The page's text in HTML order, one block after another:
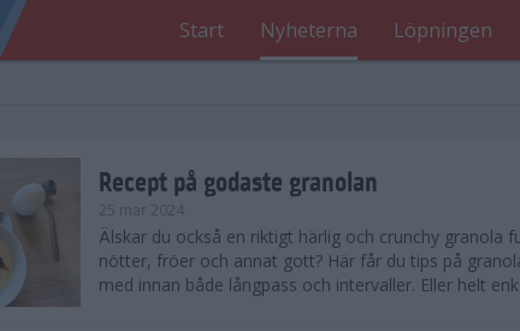
Start Nyheterna Löpningen
Recept på godaste granolan
25 mar 2024
Älskar du också en riktigt härlig och crunchy granola
nötter, fröer och annat gott? Här får du tips på
med innan både långpass och intervaller. Eller helt